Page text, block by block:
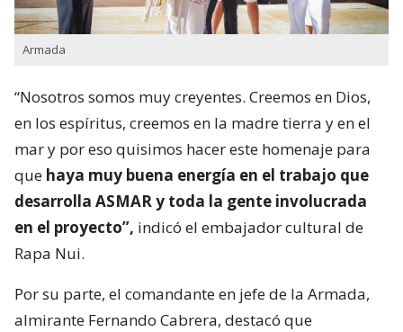
Armada
“Nosotros somos muy creyentes. Creemos en Dios,
en los espíritus, creemos en la madre tierra y en el
mar y por eso quisimos hacer este homenaje para
que haya muy buena energía en el trabajo que
desarrolla ASMAR y toda la gente involucrada
en el proyecto”, indicó el embajador cultural de
Rapa Nui.
Por su parte, el comandante en jefe de la Armada,
almirante Fernando Cabrera, destacó que